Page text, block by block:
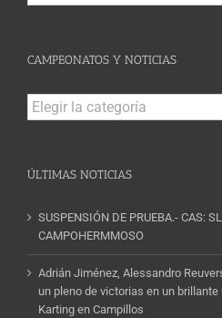
CAMPEONATOS Y NOTICIAS
Campeonatos
y
ÚLTIMAS NOTICIAS
SUSPENSIÓN DE PRUEBA.- CAS:
CAMPOHERMMOSO
Adrián Jiménez, Alessandro
un pleno de victorias en un
Karting en Campillos